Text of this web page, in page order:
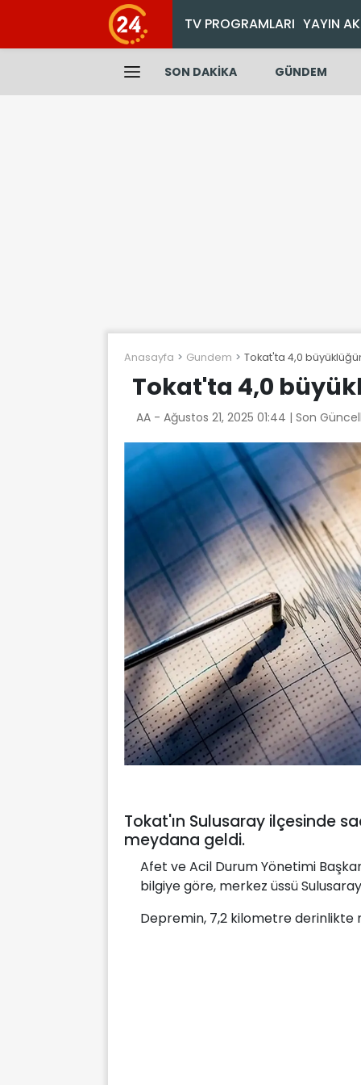
TV PROGRAMLARI YAYIN
SON DAKİKA GÜNDEM
Anasayfa Gundem Tokat'ta 4,0
Tokat'ta 4,0
AA - Ağustos 21, 2025 01:44 | Son
Tokat'ın Sulusaray ilçesinde
meydana geldi.
Afet ve Acil Durum Yönetimi
bilgiye göre, merkez üssü
Depremin, 7,2 kilometre derinlikte